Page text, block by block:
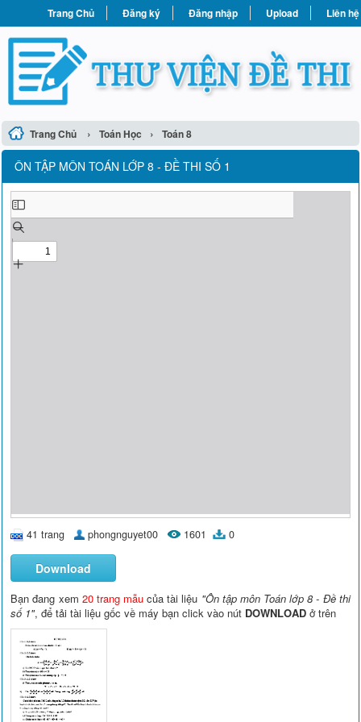
Trang Chủ Đăng ký Đăng nhập Upload Liên hệ
Trang Chủ › Toán Học › Toán 8
ÔN TẬP MÔN TOÁN LỚP 8 - ĐỀ THI SỐ 1
41 trang phongnguyet00 1601 0
Download
Bạn đang xem 20 trang mẫucủa tài liệu "Ôn tập môn Toán lớp 8 - Đề thi
số 1", để tải tài liệu gốc về máy bạn click vào nút DOWNLOAD ở trên